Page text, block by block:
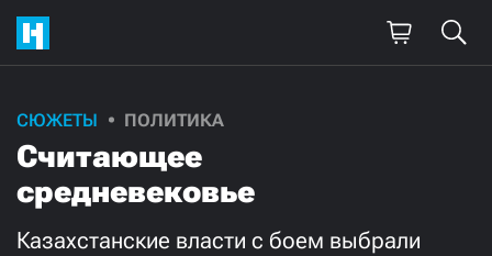
СЮЖЕТЫ ПОЛИТИКА
Считающее
средневековье
Казахстанские власти с боем выбрали
Поддержите
нашу работу!
Ежемесячно